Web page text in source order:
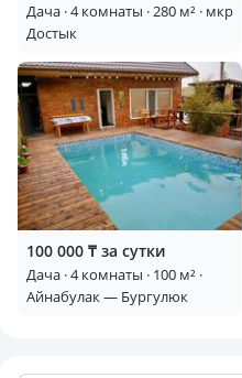
Дача · 4 комнаты · 280 м² · мкр
Достык
100 000 ₸ за сутки
Дача · 4 комнаты · 100 м² ·
Айнабулак — Бургулюк